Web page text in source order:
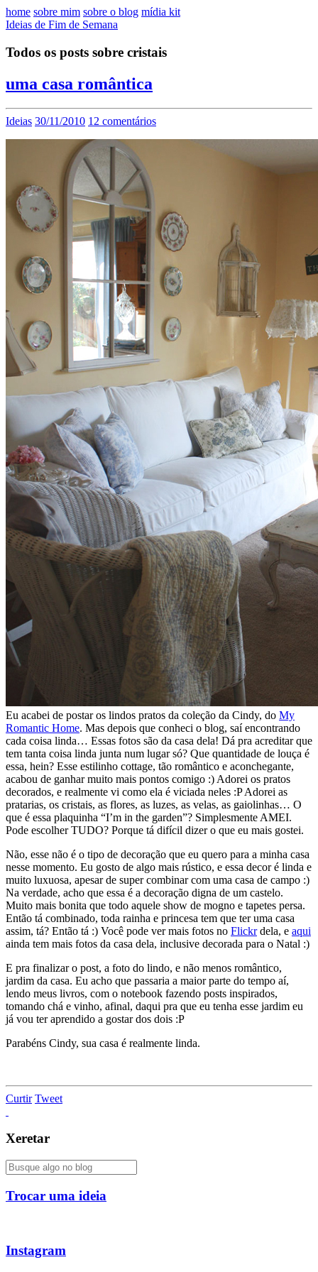
home sobre mim sobre o blog mídia kit
Ideias de Fim de Semana
Todos os posts sobre cristais
uma casa romântica
Ideias 30/11/2010 12 comentários
Eu acabei de postar os lindos pratos da coleção da Cindy, do My
Romantic Home. Mas depois que conheci o blog, saí encontrando
cada coisa linda… Essas fotos são da casa dela! Dá pra acreditar que
tem tanta coisa linda junta num lugar só? Que quantidade de louça é
essa, hein? Esse estilinho cottage, tão romântico e aconchegante,
acabou de ganhar muito mais pontos comigo :) Adorei os pratos
decorados, e realmente vi como ela é viciada neles :P Adorei as
pratarias, os cristais, as flores, as luzes, as velas, as gaiolinhas… O
que é essa plaquinha “I’m in the garden”? Simplesmente AMEI.
Pode escolher TUDO? Porque tá difícil dizer o que eu mais gostei.
Não, esse não é o tipo de decoração que eu quero para a minha casa
nesse momento. Eu gosto de algo mais rústico, e essa decor é linda e
muito luxuosa, apesar de super combinar com uma casa de campo :)
Na verdade, acho que essa é a decoração digna de um castelo.
Muito mais bonita que todo aquele show de mogno e tapetes persa.
Então tá combinado, toda rainha e princesa tem que ter uma casa
assim, tá? Então tá :) Você pode ver mais fotos no Flickrdela, e aqui
ainda tem mais fotos da casa dela, inclusive decorada para o Natal :)
E pra finalizar o post, a foto do lindo, e não menos romântico,
jardim da casa. Eu acho que passaria a maior parte do tempo aí,
lendo meus livros, com o notebook fazendo posts inspirados,
tomando chá e vinho, afinal, daqui pra que eu tenha esse jardim eu
já vou ter aprendido a gostar dos dois :P
Parabéns Cindy, sua casa é realmente linda.
Curtir Tweet
Xeretar
Trocar uma ideia
Instagram